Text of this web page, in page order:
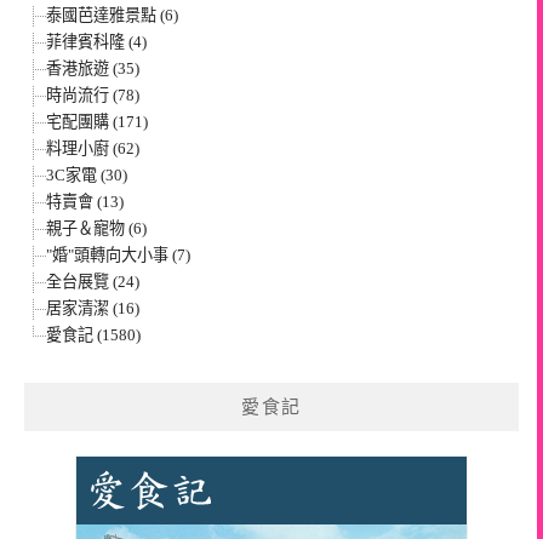
泰國芭達雅景點 (6)
菲律賓科隆 (4)
香港旅遊 (35)
時尚流行 (78)
宅配團購 (171)
料理小廚 (62)
3C家電 (30)
特賣會 (13)
親子＆寵物 (6)
"婚"頭轉向大小事 (7)
全台展覽 (24)
居家清潔 (16)
愛食記 (1580)
愛食記